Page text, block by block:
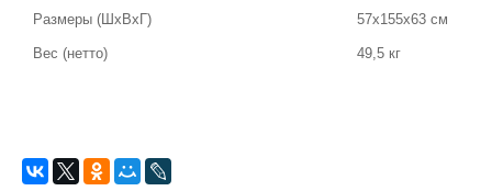
Размеры (ШхВхГ) 57х155х63 см
Вес (нетто) 49,5 кг